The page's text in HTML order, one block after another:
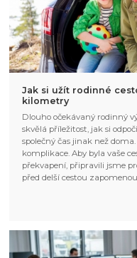
Jak si užít rodinné
kilometry
Dlouho očekávaný rodinný
skvělá příležitost, jak si
společný čas jinak než
komplikace. Aby byla vaše
překvapení, připravili jsme
před delší cestou